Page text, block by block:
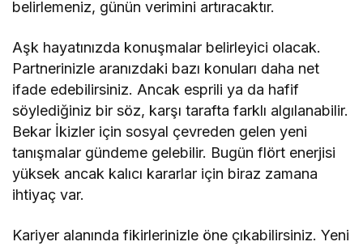
belirlemeniz, günün verimini artıracaktır.
Aşk hayatınızda konuşmalar belirleyici olacak.
Partnerinizle aranızdaki bazı konuları daha net
ifade edebilirsiniz. Ancak esprili ya da hafif
söylediğiniz bir söz, karşı tarafta farklı algılanabilir.
Bekar İkizler için sosyal çevreden gelen yeni
tanışmalar gündeme gelebilir. Bugün flört enerjisi
yüksek ancak kalıcı kararlar için biraz zamana
ihtiyaç var.
Kariyer alanında fikirlerinizle öne çıkabilirsiniz. Yeni